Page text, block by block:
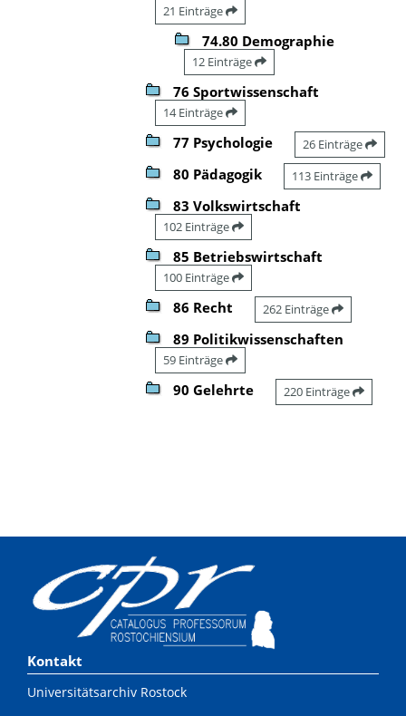
21 Einträge
74.80 Demographie
12 Einträge
76 Sportwissenschaft
14 Einträge
77 Psychologie 26 Einträge
80 Pädagogik 113 Einträge
83 Volkswirtschaft
102 Einträge
85 Betriebswirtschaft
100 Einträge
86 Recht 262 Einträge
89 Politikwissenschaften
59 Einträge
90 Gelehrte 220 Einträge
Kontakt
Universitätsarchiv Rostock